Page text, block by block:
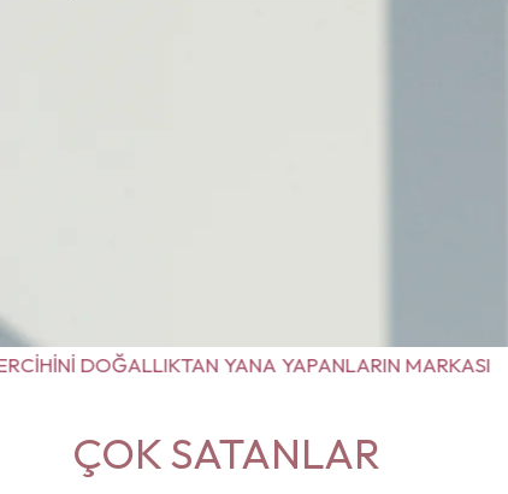
YANA YAPANLARIN MARKASI
ÇOK SATANLAR